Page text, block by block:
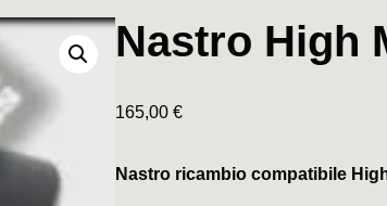
Nastro High
165,00 €
Nastro ricambio compatibile